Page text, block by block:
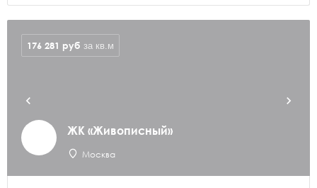
ЖК «Живописный»
Москва
176 281 руб за кв.м